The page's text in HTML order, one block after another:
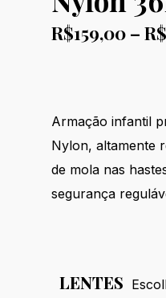
R$159,00 – R$
Armação infantil
Nylon, altamente
de mola nas
segurança
LENTES